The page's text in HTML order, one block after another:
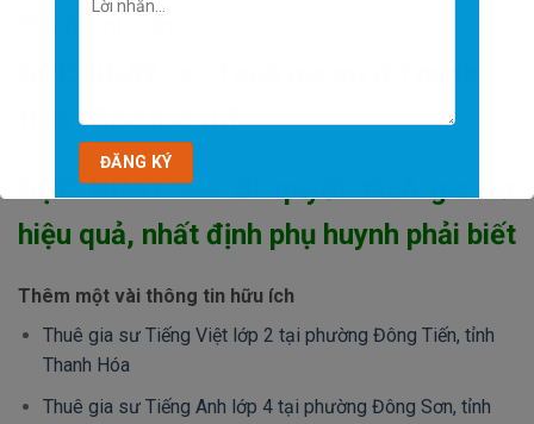
Hóa cần lưu ý gì?
ĐỌC NGAY >>> Bí quyết thuê gia sư
hiệu quả, nhất định phụ huynh phải biết
Thêm một vài thông tin hữu ích
Thuê gia sư Tiếng Việt lớp 2 tại phường Đông Tiến, tỉnh
Thanh Hóa
Thuê gia sư Tiếng Anh lớp 4 tại phường Đông Sơn, tỉnh